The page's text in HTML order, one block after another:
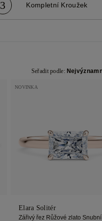
3 Kompletní Kroužek
Seřadit podle:
NOVINKA
Elara Solitér
Zářivý řez Růžové zlato Snubní